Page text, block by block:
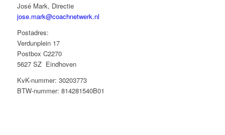
José Mark, Directie
jose.mark@coachnetwerk.nl
Postadres:
Verdunplein 17
Postbox C2270
5627 SZ Eindhoven
KvK-nummer: 30203773
BTW-nummer: 814281540B01